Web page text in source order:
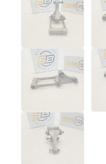
Contatti